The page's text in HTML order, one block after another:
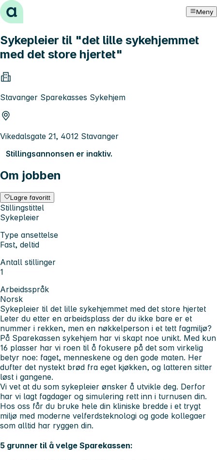
Hopp til innhold Meny
Sykepleier til "det lille sykehjemmet
med det store hjertet"
Stavanger Sparekasses Sykehjem
Vikedalsgate 21, 4012 Stavanger
Stillingsannonsen er inaktiv.
Om jobben
Lagre favoritt
Stillingstittel
Sykepleier
Type ansettelse
Fast, deltid
Antall stillinger
1
Arbeidsspråk
Norsk
Sykepleier til det lille sykehjemmet med det store hjertet
Leter du etter en arbeidsplass der du ikke bare er et
nummer i rekken, men en nøkkelperson i et tett fagmiljø?
På Sparekassen sykehjem har vi skapt noe unikt. Med kun
16 plasser har vi roen til å fokusere på det som virkelig
betyr noe: faget, menneskene og den gode maten. Her
dufter det nystekt brød fra eget kjøkken, og latteren sitter
løst i gangene.
Vi vet at du som sykepleier ønsker å utvikle deg. Derfor
har vi lagt fagdager og simulering rett inn i turnusen din.
Hos oss får du bruke hele din kliniske bredde i et trygt
miljø med moderne velferdsteknologi og gode kollegaer
som alltid har ryggen din.
5 grunner til å velge Sparekassen: